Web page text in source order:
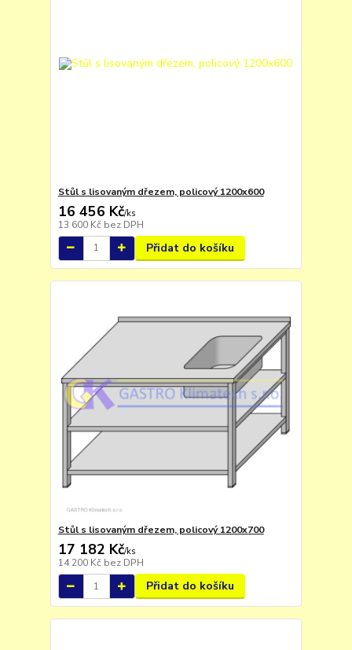
Stůl s lisovaným dřezem, policový 1200x600
16 456 Kč/ks
13 600 Kč bez DPH
Přidat do košíku
Stůl s lisovaným dřezem, policový 1200x700
17 182 Kč/ks
14 200 Kč bez DPH
Přidat do košíku